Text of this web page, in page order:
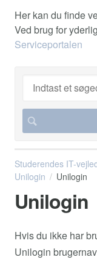
Her kan du finde
Ved brug for
Serviceportalen
Studerendes IT-
Unilogin
Unilogin
Unilogin
Hvis du ikke har
Unilogin